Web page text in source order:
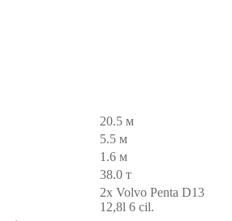
20.5 м
5.5 м
1.6 м
38.0 т
2x Volvo Penta D13
12,8l 6 cil.